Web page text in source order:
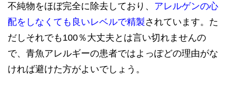
不純物をほぼ完全に除去しており、 アレルゲンの心
配をしなくても良いレベルで精製されています。た
だしそれでも100％大丈夫とは言い切れませんの
で、青魚アレルギーの患者ではよっぽどの理由がな
ければ避けた方がよいでしょう。